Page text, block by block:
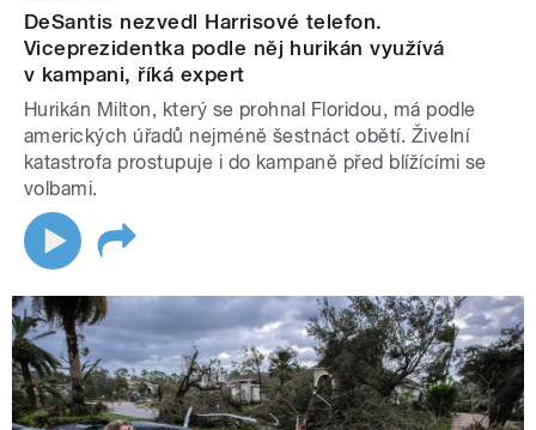
DeSantis nezvedl Harrisové telefon.
Viceprezidentka podle něj hurikán využívá
v kampani, říká expert
Hurikán Milton, který se prohnal Floridou, má podle
amerických úřadů nejméně šestnáct obětí. Živelní
katastrofa prostupuje i do kampaně před blížícími se
volbami.